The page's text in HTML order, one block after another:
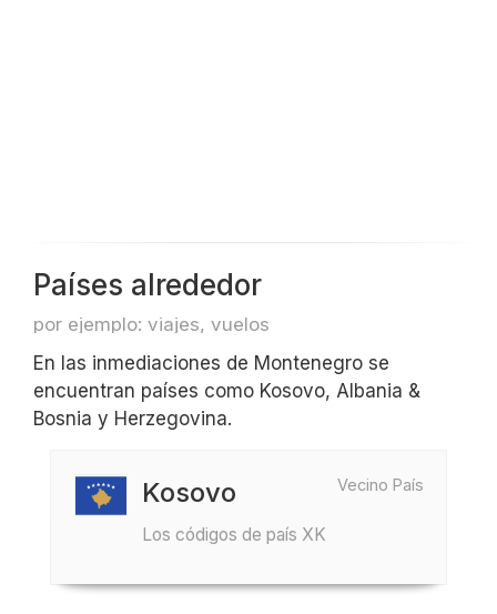
Países alrededor
por ejemplo: viajes, vuelos
En las inmediaciones de Montenegro se
encuentran países como Kosovo, Albania &
Bosnia y Herzegovina.
Vecino País
Kosovo
Los códigos de país XK